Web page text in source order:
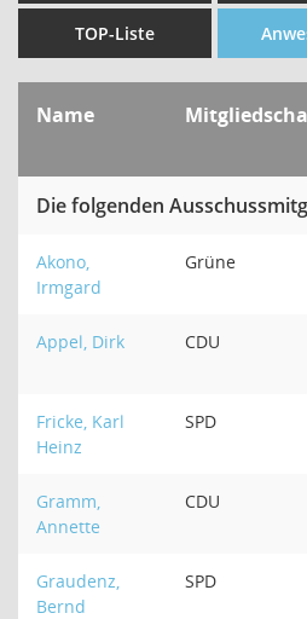
TOP-Liste
Name
Die folgenden
Akono,
Irmgard
Grüne
Appel, Dirk CDU
Fricke, Karl
Heinz
SPD
Gramm,
Annette
CDU
Graudenz,
Bernd
SPD